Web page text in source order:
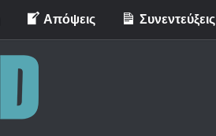
Απόψεις Συνεντεύξεις